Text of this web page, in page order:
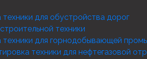
техники для обустройства дорог
техники
техники для горнодобывающей
техники для нефтегазовой